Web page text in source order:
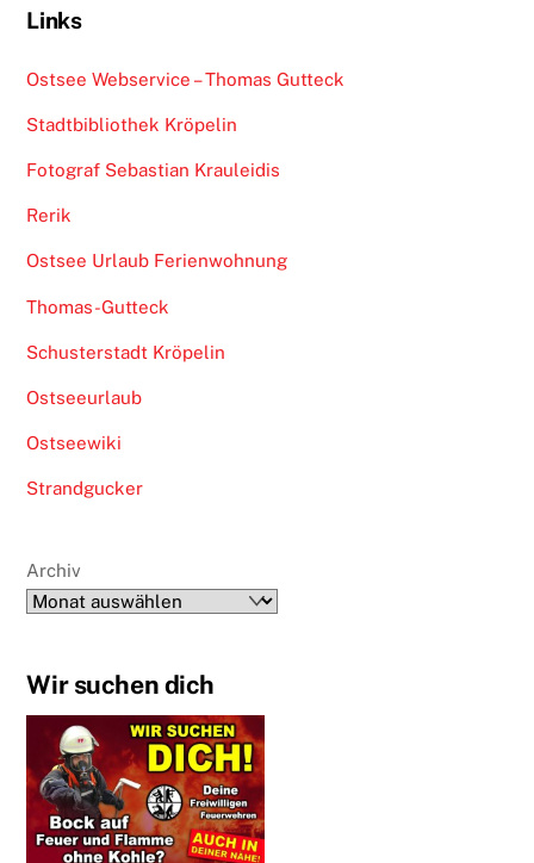
Links
Ostsee Webservice – Thomas Gutteck
Stadtbibliothek Kröpelin
Fotograf Sebastian Krauleidis
Rerik
Ostsee Urlaub Ferienwohnung
Thomas-Gutteck
Schusterstadt Kröpelin
Ostseeurlaub
Ostseewiki
Strandgucker
Archiv
Wir suchen dich